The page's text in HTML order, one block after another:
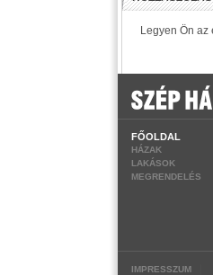
FŐOLDAL
HÁZAK
LAKÁSOK
MEGRENDELÉS
IMPRESSZUM